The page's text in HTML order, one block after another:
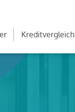
Kreditvergleich